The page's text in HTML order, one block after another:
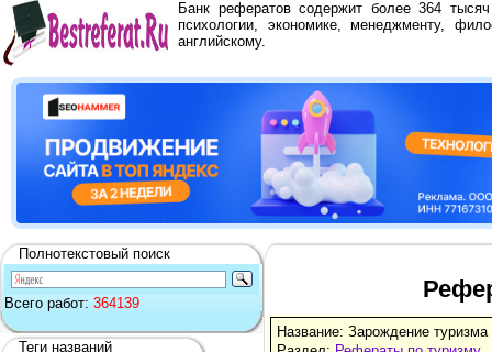
Банк рефератов содержит более 364
психологии, экономике, менеджменту,
английскому.
Полнотекстовый поиск
Всего работ: 364139
Теги названий
Название: Зарождение туризма